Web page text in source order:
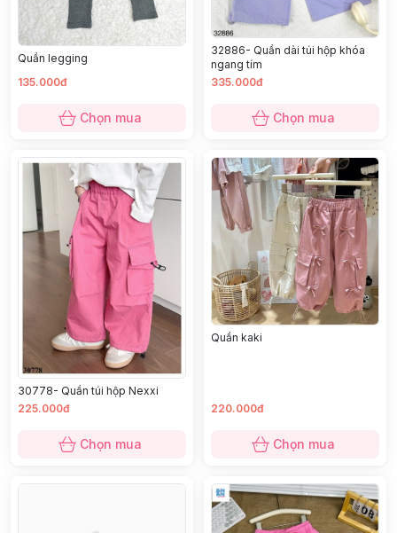
Quần legging
135.000đ
Chọn mua
32886- Quần dài túi hộp khóa
ngang tím
335.000đ
Chọn mua
30778- Quần túi hộp Nexxi
225.000đ
Chọn mua
Quần kaki
220.000đ
Chọn mua